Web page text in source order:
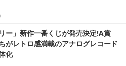
ー」新作一番くじが発売決定!A賞
がレトロ感満載のアナログレコード
化